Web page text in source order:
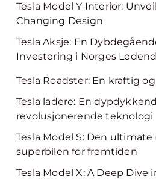
Tesla Model Y Interior:
Changing Design
Tesla Aksje: En
Investering i Norges
Tesla Roadster: En kraftig
Tesla ladere: En
revolusjonerende teknologi
Tesla Model S: Den
superbilen for fremtiden
Tesla Model X: A Deep Dive